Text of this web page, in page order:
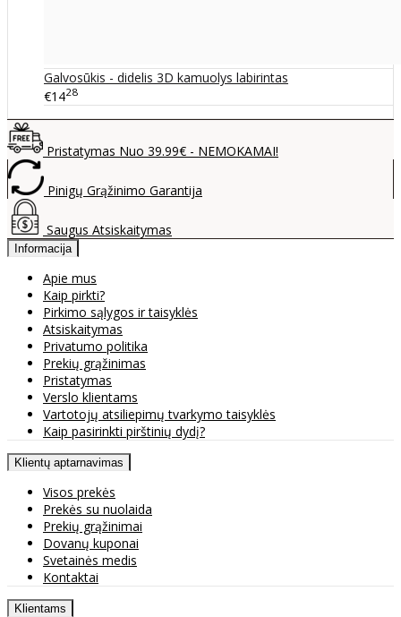
Galvosūkis - didelis 3D kamuolys labirintas
€1428
Pristatymas Nuo 39.99€ - NEMOKAMAI!
Pinigų Grąžinimo Garantija
Saugus Atsiskaitymas
Informacija
Apie mus
Kaip pirkti?
Pirkimo sąlygos ir taisyklės
Atsiskaitymas
Privatumo politika
Prekių grąžinimas
Pristatymas
Verslo klientams
Vartotojų atsiliepimų tvarkymo taisyklės
Kaip pasirinkti pirštinių dydį?
Klientų aptarnavimas
Visos prekės
Prekės su nuolaida
Prekių grąžinimai
Dovanų kuponai
Svetainės medis
Kontaktai
Klientams